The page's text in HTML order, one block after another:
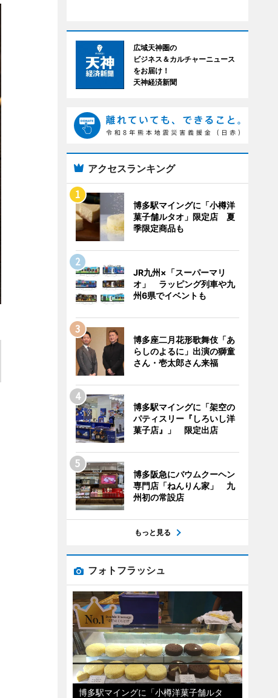
広域天神圏の
ビジネス＆カルチャーニュース
をお届け！
天神経済新聞
アクセスランキング
博多駅マイングに「小樽洋
菓子舗ルタオ」限定店 夏
季限定商品も
JR九州×「スーパーマリ
オ」 ラッピング列車や九
州6県でイベントも
博多座二月花形歌舞伎「あ
らしのよるに」出演の獅童
さん・壱太郎さん来福
博多駅マイングに「架空の
パティスリー『しろいし洋
菓子店』」 限定出店
博多阪急にバウムクーヘン
専門店「ねんりん家」 九
州初の常設店
もっと見る
フォトフラッシュ
博多駅マイングに「小樽洋菓子舗ルタ